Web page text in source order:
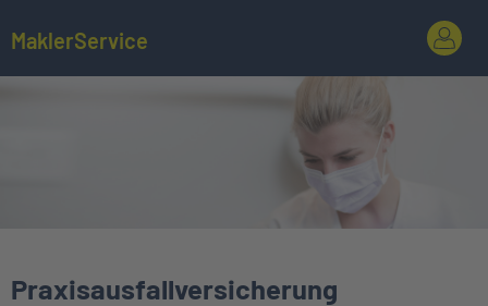
MaklerService
Praxisausfallversicherung